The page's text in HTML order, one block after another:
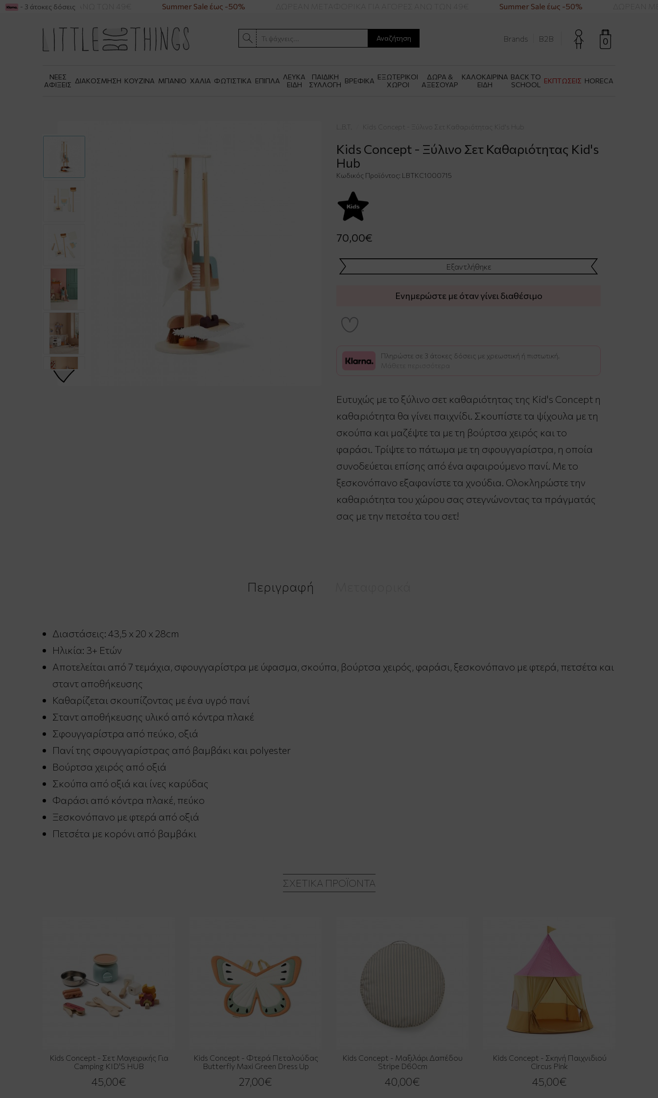
ΓΙΑ ΑΓΟΡΕΣ ΑΝΩ ΤΩΝ 49€ Summer Sale έως -50% ΔΩΡΕΑΝ ΜΕΤΑΦΟΡΙΚΑ ΓΙΑ ΑΓΟΡΕΣ ΑΝΩ ΤΩΝ 49€ Summer Sale έως -50% ΔΩΡΕΑΝ
- 3 άτοκες δόσεις
Αναζήτηση 0
Brands B2B
ΝΕΕΣ
ΑΦΙΞΕΙΣ ΔΙΑΚΟΣΜΗΣΗ ΚΟΥΖΙΝΑ ΜΠΑΝΙΟ ΧΑΛΙΑ ΦΩΤΙΣΤΙΚΑ ΕΠΙΠΛΑ ΛΕΥΚΑ
ΕΙΔΗ
ΠΑΙΔΙΚΗ
ΣΥΛΛΟΓΗ ΒΡΕΦΙΚΑ ΕΞΩΤΕΡΙΚΟΙ
ΧΩΡΟΙ
ΔΩΡΑ &
ΑΞΕΣΟΥΑΡ
ΚΑΛΟΚΑΙΡΙΝΑ
ΕΙΔΗ
BACK TO
SCHOOL
ΕΚΠΤΩΣΕΙΣ HORECA
L.B.T. Kids Concept - Ξύλινο Σετ Καθαριότητας Kid's Hub
Kids Concept - Ξύλινο Σετ Καθαριότητας Kid's
Hub
Κωδικός Προϊόντος: LBTKC1000715
70,00€
Εξαντλήθηκε
Ενημερώστε με όταν γίνει διαθέσιμο
Πληρώστε σε 3 άτοκες δόσεις με χρεωστική ή πιστωτική.
Μάθετε περισσότερα
Ευτυχώς με το ξύλινο σετ καθαριότητας της Kid's Concept η
καθαριότητα θα γίνει παιχνίδι. Σκουπίστε τα ψίχουλα με τη
σκούπα και μαζέψτε τα με τη βούρτσα χειρός και το
φαράσι. Τρίψτε το πάτωμα με τη σφουγγαρίστρα, η οποία
συνοδεύεται επίσης από ένα αφαιρούμενο πανί. Με το
ξεσκονόπανο εξαφανίστε τα χνούδια. Ολοκληρώστε την
καθαριότητα του χώρου σας στεγνώνοντας τα πράγματάς
σας με την πετσέτα του σετ!
Περιγραφή
Διαστάσεις: 43,5 x 20 x 28cm
Ηλικία: 3+ Ετών
Αποτελείται από 7 τεμάχια, σφουγγαρίστρα με ύφασμα, σκούπα, βούρτσα χειρός, φαράσι, ξεσκονόπανο με φτερά, πετσέτα και
σταντ αποθήκευσης
Καθαρίζεται σκουπίζοντας με ένα υγρό πανί
Σταντ αποθήκευσης υλικό από κόντρα πλακέ
Σφουγγαρίστρα από πεύκο, οξιά
Πανί της σφουγγαρίστρας από βαμβάκι και polyester
Βούρτσα χειρός από οξιά
Σκούπα από οξιά και ίνες καρύδας
Φαράσι από κόντρα πλακέ, πεύκο
Ξεσκονόπανο με φτερά από οξιά
Πετσέτα με κορόνι από βαμβάκι
ΣΧΕΤΙΚΆ ΠΡΟΪΌΝΤΑ
Kids Concept - Σετ Μαγειρικής Για
Camping KID'S HUB
45,00€
Kids Concept - Φτερά Πεταλούδας
Butterfly Maxi Green Dress Up
27,00€
Kids Concept - Μαξιλάρι Δαπέδου
Stripe D60cm
40,00€
Kids Concept - Σκηνή Παιχνιδιού
Circus Pink
45,00€